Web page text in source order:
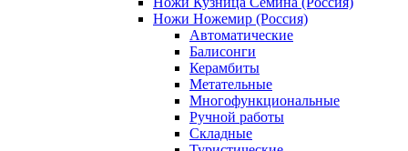
Ножи Ножемир (Россия)
Автоматические
Балисонги
Керамбиты
Метательные
Многофункциональные
Ручной работы
Складные